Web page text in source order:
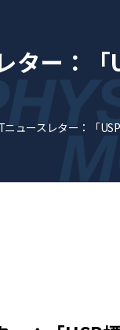
ター：
ニュースレター：「